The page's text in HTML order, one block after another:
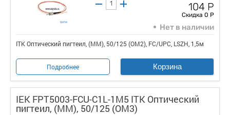
104 Р
Скидка 0 Р
Нет в наличии
ITK Оптический пигтеил, (MM), 50/125 (OM2), FC/UPC, LSZH, 1,5м
Подробнее Корзина
IEK FPT5003-FCU-C1L-1M5 ITK Оптический
пигтеил, (MM), 50/125 (OM3)